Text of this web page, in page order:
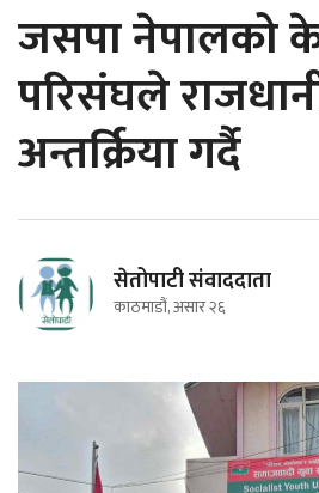
जसपा नेपालको
परिसंघले
अन्तर्क्रिया गर्दै
सेतोपाटी संवाददाता
काठमाडौं, असार २६